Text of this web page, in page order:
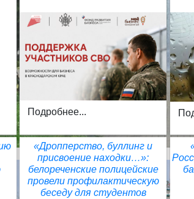
Подробнее...
«Дропперство, буллинг и
присвоение находки…»:
белореченские полицейские
провели профилактическую
беседу для студентов